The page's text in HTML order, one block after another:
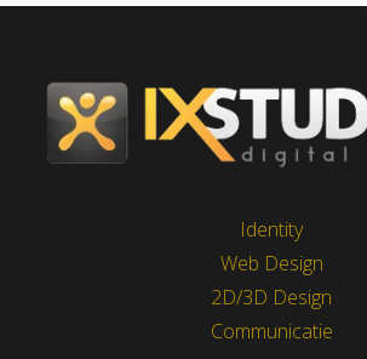
Identity
Web Design
2D/3D Design
Communicatie